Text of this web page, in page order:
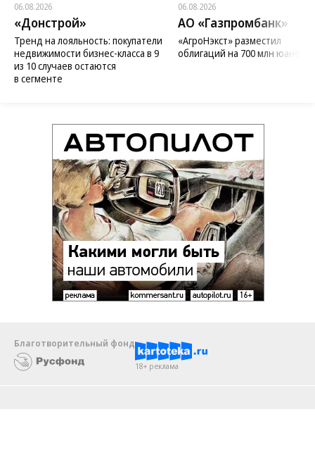
06.08.2026
«Донстрой»
Тренд на лояльность: покупатели
недвижимости бизнес-класса в 9
из 10 случаев остаются
в сегменте
06.08.2026
АО «Газпромбанк»
«АгроНэкст» разместил
облигаций на 700 млн юаней
Благотворительный фонд
18+ реклама